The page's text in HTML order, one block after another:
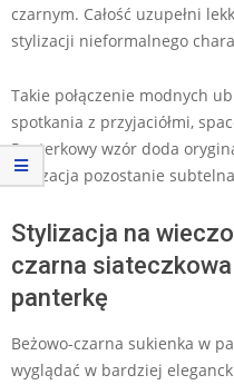
czarnym. Całość uzupełni
stylizacji nieformalnego
Takie połączenie modnych
spotkania z przyjaciółmi,
Panterkowy wzór doda
stylizacja pozostanie
Stylizacja na
czarna
panterkę
Beżowo-czarna sukienka w
wyglądać w bardziej